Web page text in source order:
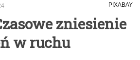
PIXABAY
zniesienie
w ruchu